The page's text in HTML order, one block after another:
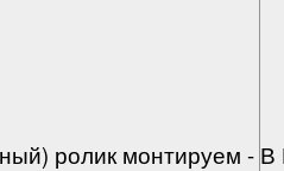
ролик монтируем -